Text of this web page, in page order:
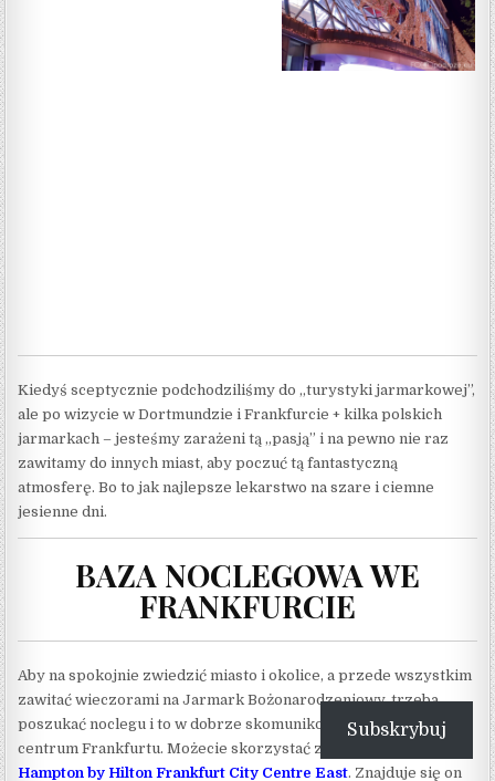
Kiedyś sceptycznie podchodziliśmy do „turystyki jarmarkowej”,
ale po wizycie w Dortmundzie i Frankfurcie + kilka polskich
jarmarkach – jesteśmy zarażeni tą „pasją” i na pewno nie raz
zawitamy do innych miast, aby poczuć tą fantastyczną
atmosferę. Bo to jak najlepsze lekarstwo na szare i ciemne
jesienne dni.
BAZA NOCLEGOWA WE
FRANKFURCIE
Aby na spokojnie zwiedzić miasto i okolice, a przede wszystkim
zawitać wieczorami na Jarmark Bożonarodzeniowy, trzeba
poszukać noclegu i to w dobrze skomunikowanym miejscu z
centrum Frankfurtu. Możecie skorzystać z noclegu w hotelu
Hampton by Hilton Frankfurt City Centre East. Znajduje się on
Subskrybuj